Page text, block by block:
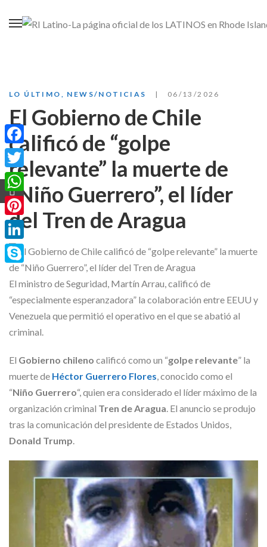
LO ÚLTIMO NEWS/NOTICIAS 06/13/2026
El Gobierno de Chile
calificó de “golpe
relevante” la muerte de
“Niño Guerrero”, el líder
del Tren de Aragua
El ministro de Seguridad, Martín Arrau, calificó de
“especialmente esperanzadora” la colaboración entre EEUU y
Venezuela que permitió el operativo en el que se abatió al
criminal.
El Gobierno chileno calificó como un “golpe relevante” la
muerte de Héctor Guerrero Flores, conocido como el
“Niño Guerrero“, quien era considerado el líder máximo de la
organización criminal Tren de Aragua. El anuncio se produjo
tras la comunicación del presidente de Estados Unidos,
Donald Trump.
Facebook
Twitter
WhatsApp
Pinterest
LinkedIn
Skype